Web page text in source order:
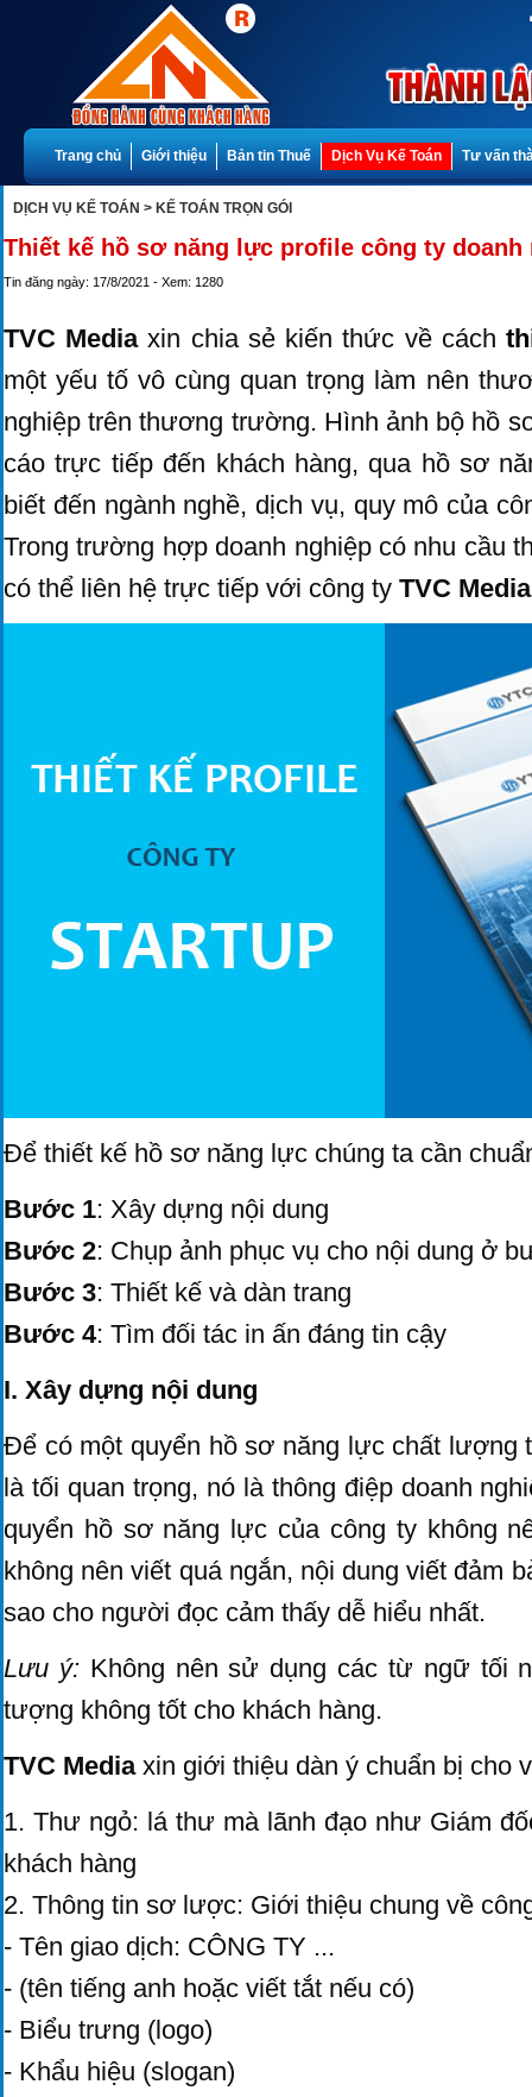
Trang chủ Giới thiệu Bản tin Thuế Dịch Vụ Kế Toán Tư vấn
DỊCH VỤ KẾ TOÁN > KẾ TOÁN TRỌN GÓI
Thiết kế hồ sơ năng lực profile công ty doanh
Tin đăng ngày: 17/8/2021 - Xem: 1280
TVC Mediaxin chia sẻ kiến thức về cách
một yếu tố vô cùng quan trọng làm nên
nghiệp trên thương trường. Hình ảnh bộ hồ
cáo trực tiếp đến khách hàng, qua hồ sơ
biết đến ngành nghề, dịch vụ, quy mô của
Trong trường hợp doanh nghiệp có nhu cầu
có thể liên hệ trực tiếp với công ty TVC
Để thiết kế hồ sơ năng lực chúng ta cần
Bước 1: Xây dựng nội dung
Bước 2: Chụp ảnh phục vụ cho nội dung ở
Bước 3: Thiết kế và dàn trang
Bước 4: Tìm đối tác in ấn đáng tin cậy
I. Xây dựng nội dung
Để có một quyển hồ sơ năng lực chất lượng
là tối quan trọng, nó là thông điệp doanh
quyển hồ sơ năng lực của công ty không
không nên viết quá ngắn, nội dung viết đảm
sao cho người đọc cảm thấy dễ hiểu nhất.
Lưu ý:Không nên sử dụng các từ ngữ tối
tượng không tốt cho khách hàng.
TVC Mediaxin giới thiệu dàn ý chuẩn bị cho
1. Thư ngỏ: lá thư mà lãnh đạo như Giám
khách hàng
2. Thông tin sơ lược: Giới thiệu chung về
- Tên giao dịch: CÔNG TY ...
- (tên tiếng anh hoặc viết tắt nếu có)
- Biểu trưng (logo)
- Khẩu hiệu (slogan)